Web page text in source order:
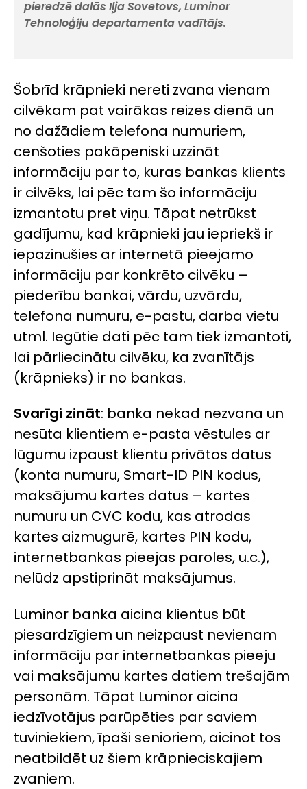
pieredzē dalās Iļja Sovetovs, Luminor
Tehnoloģiju departamenta vadītājs.
Šobrīd krāpnieki nereti zvana vienam
cilvēkam pat vairākas reizes dienā un
no dažādiem telefona numuriem,
cenšoties pakāpeniski uzzināt
informāciju par to, kuras bankas klients
ir cilvēks, lai pēc tam šo informāciju
izmantotu pret viņu. Tāpat netrūkst
gadījumu, kad krāpnieki jau iepriekš ir
iepazinušies ar internetā pieejamo
informāciju par konkrēto cilvēku –
piederību bankai, vārdu, uzvārdu,
telefona numuru, e-pastu, darba vietu
utml. Iegūtie dati pēc tam tiek izmantoti,
lai pārliecinātu cilvēku, ka zvanītājs
(krāpnieks) ir no bankas.
Svarīgi zināt: banka nekad nezvana un
nesūta klientiem e-pasta vēstules ar
lūgumu izpaust klientu privātos datus
(konta numuru, Smart-ID PIN kodus,
maksājumu kartes datus – kartes
numuru un CVC kodu, kas atrodas
kartes aizmugurē, kartes PIN kodu,
internetbankas pieejas paroles, u.c.),
nelūdz apstiprināt maksājumus.
Luminor banka aicina klientus būt
piesardzīgiem un neizpaust nevienam
informāciju par internetbankas pieeju
vai maksājumu kartes datiem trešajām
personām. Tāpat Luminor aicina
iedzīvotājus parūpēties par saviem
tuviniekiem, īpaši senioriem, aicinot tos
neatbildēt uz šiem krāpnieciskajiem
zvaniem.